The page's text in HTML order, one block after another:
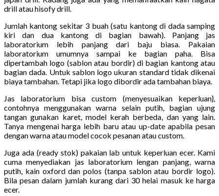
drill atau hisofy drill.
Jumlah kantong sekitar 3 buah (satu kantong di dada samping
kiri dan dua kantong di bagian bawah). Panjang jas
laboratorium lebih panjang dari baju biasa. Pakaian
laboratorium umumnya sampai ke bagian paha. Bisa
dipertambah logo (sablon atau bordir) di bagian kantong atau
bagian dada. Untuk sablon logo ukuran standard tidak dikenai
biaya tambahan. Tetapi jika logo dibordir ada tambahan biaya.
Jas laboratorium bisa custom (menyesuaikan keperluan},
contohnya menggunakan warna selain putih, bagian ujung
tangan gunakan karet, model kerah berbeda, dan yang lain.
Tanya mengenai harga lebih baru atau up-date apabila pesan
dengan warna atau model cocok pesanan atau custom.
Juga ada (ready stok) pakaian lab untuk keperluan ecer. Kami
cuma menyediakan jas laboratorium lengan panjang, warna
putih, kain oxford dan polos (tanpa sablon atau bordir logo).
Bila pesan dalam jumlah kurang dari 30 helai masuk ke harga
ecer.